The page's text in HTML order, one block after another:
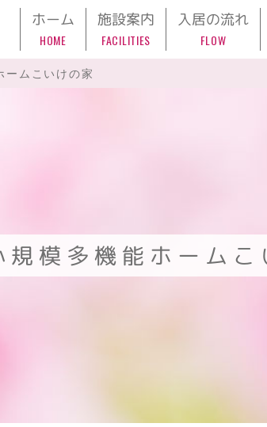
ホーム
HOME
施設案内
FACILITIES
入居の流れ
FLOW
ームこいけの家
規模多機能ホームこ